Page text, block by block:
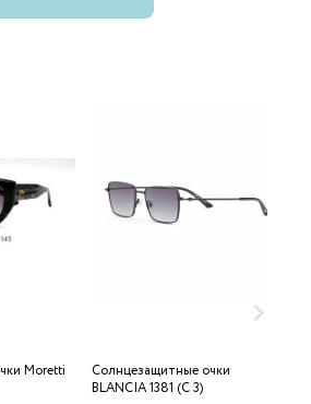
Moretti
Солнцезащитные очки
BLANCIA 1381 (C 3)